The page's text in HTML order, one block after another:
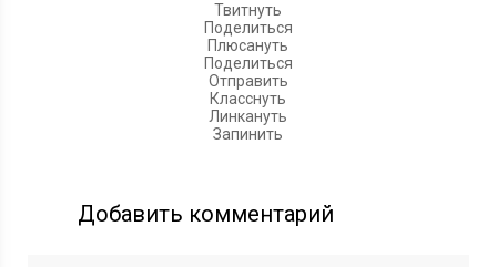
Твитнуть
Поделиться
Плюсануть
Поделиться
Отправить
Класснуть
Линкануть
Запинить
Добавить комментарий